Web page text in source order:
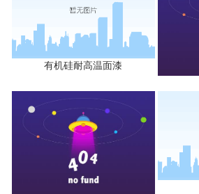
有机硅耐高温面漆